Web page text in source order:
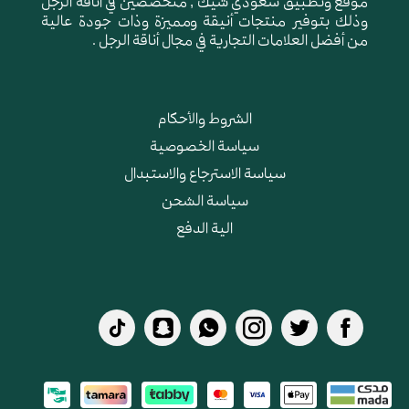
وذلك بتوفير منتجات أنيقة ومميزة وذات جودة عالية
من أفضل العلامات التجارية في مجال أناقة الرجل .
الشروط والأحكام
سياسة الخصوصية
سياسة الاسترجاع والاستبدال
سياسة الشحن
الية الدفع